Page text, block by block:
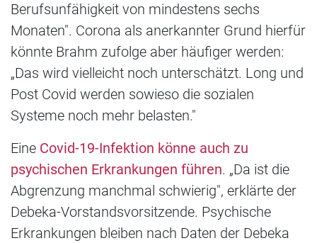
Berufsunfähigkeit von mindestens sechs
Monaten". Corona als anerkannter Grund hierfür
könnte Brahm zufolge aber häufiger werden:
„Das wird vielleicht noch unterschätzt. Long und
Post Covid werden sowieso die sozialen
Systeme noch mehr belasten."
Eine Covid-19-Infektion könne auch zu
psychischen Erkrankungen führen. „Da ist die
Abgrenzung manchmal schwierig", erklärte der
Debeka-Vorstandsvorsitzende. Psychische
Erkrankungen bleiben nach Daten der Debeka